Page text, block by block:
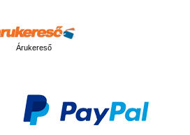
Árukereső